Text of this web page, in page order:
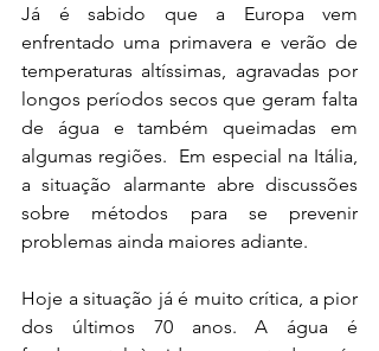
Já é sabido que a Europa vem
enfrentado uma primavera e verão de
temperaturas altíssimas, agravadas por
longos períodos secos que geram falta
de água e também queimadas em
algumas regiões.  Em especial na Itália,
a situação alarmante abre discussões
sobre métodos para se prevenir
problemas ainda maiores adiante.
Hoje a situação já é muito crítica, a pior
dos últimos 70 anos. A água é